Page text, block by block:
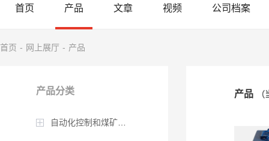
首页 产品 文章 视频 公司档案
首页 - 网上展厅 - 产品
产品分类
自动化控制和煤矿智能化产品
产品